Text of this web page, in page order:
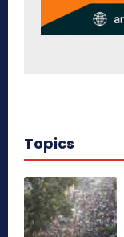
Topics